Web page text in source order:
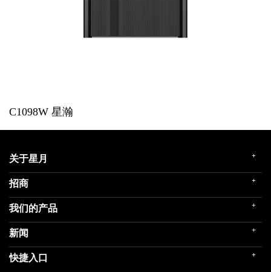
C1098W 星瀚
关于星月 +
企业简介
企业文化
荣誉殿堂
社会责任
招商 +
门店展示
在线留言
我们的产品 +
民用家装（零售）
商用门
新闻 +
公司新闻
快捷入口 +